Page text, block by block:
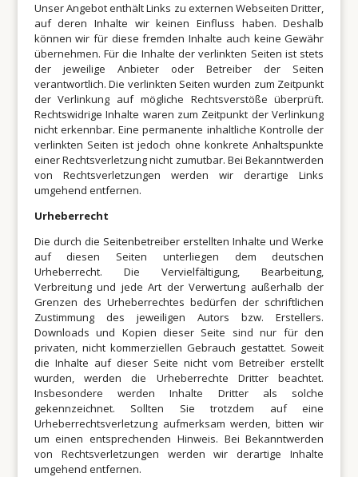
Unser Angebot enthält Links zu externen Webseiten Dritter,
auf deren Inhalte wir keinen Einfluss haben. Deshalb
können wir für diese fremden Inhalte auch keine Gewähr
übernehmen. Für die Inhalte der verlinkten Seiten ist stets
der jeweilige Anbieter oder Betreiber der Seiten
verantwortlich. Die verlinkten Seiten wurden zum Zeitpunkt
der Verlinkung auf mögliche Rechtsverstöße überprüft.
Rechtswidrige Inhalte waren zum Zeitpunkt der Verlinkung
nicht erkennbar. Eine permanente inhaltliche Kontrolle der
verlinkten Seiten ist jedoch ohne konkrete Anhaltspunkte
einer Rechtsverletzung nicht zumutbar. Bei Bekanntwerden
von Rechtsverletzungen werden wir derartige Links
umgehend entfernen.
Urheberrecht
Die durch die Seitenbetreiber erstellten Inhalte und Werke
auf diesen Seiten unterliegen dem deutschen
Urheberrecht. Die Vervielfältigung, Bearbeitung,
Verbreitung und jede Art der Verwertung außerhalb der
Grenzen des Urheberrechtes bedürfen der schriftlichen
Zustimmung des jeweiligen Autors bzw. Erstellers.
Downloads und Kopien dieser Seite sind nur für den
privaten, nicht kommerziellen Gebrauch gestattet. Soweit
die Inhalte auf dieser Seite nicht vom Betreiber erstellt
wurden, werden die Urheberrechte Dritter beachtet.
Insbesondere werden Inhalte Dritter als solche
gekennzeichnet. Sollten Sie trotzdem auf eine
Urheberrechtsverletzung aufmerksam werden, bitten wir
um einen entsprechenden Hinweis. Bei Bekanntwerden
von Rechtsverletzungen werden wir derartige Inhalte
umgehend entfernen.